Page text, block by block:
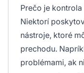
Prečo je
Niektorí
nástroje, ktoré
prechodu.
problémami, ak